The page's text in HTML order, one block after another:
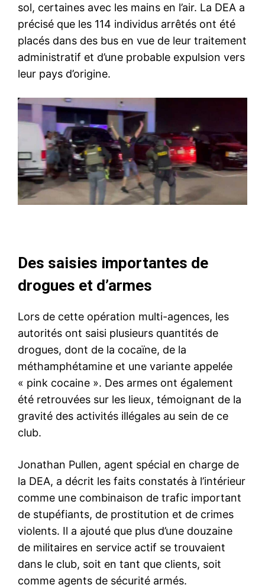
sol, certaines avec les mains en l’air. La DEA a
précisé que les 114 individus arrêtés ont été
placés dans des bus en vue de leur traitement
administratif et d’une probable expulsion vers
leur pays d’origine.
Des saisies importantes de
drogues et d’armes
Lors de cette opération multi-agences, les
autorités ont saisi plusieurs quantités de
drogues, dont de la cocaïne, de la
méthamphétamine et une variante appelée
« pink cocaine ». Des armes ont également
été retrouvées sur les lieux, témoignant de la
gravité des activités illégales au sein de ce
club.
Jonathan Pullen, agent spécial en charge de
la DEA, a décrit les faits constatés à l’intérieur
comme une combinaison de trafic important
de stupéfiants, de prostitution et de crimes
violents. Il a ajouté que plus d’une douzaine
de militaires en service actif se trouvaient
dans le club, soit en tant que clients, soit
comme agents de sécurité armés.